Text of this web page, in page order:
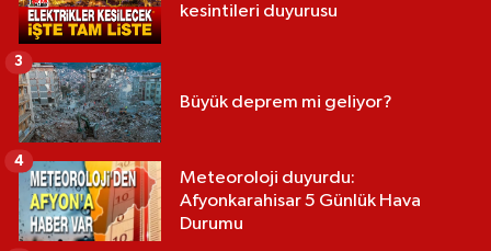
kesintileri duyurusu
Büyük deprem mi geliyor?
3
Meteoroloji duyurdu:
Afyonkarahisar 5 Günlük Hava
Durumu
4